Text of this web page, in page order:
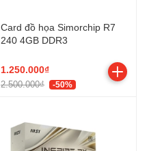
Card đồ họa Simorchip R7
240 4GB DDR3
1.250.000₫
2.500.000₫ -50%